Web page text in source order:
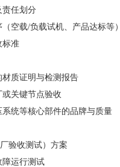
责任划分
空载/负载试机、产品达标等）
标准
质证明与检测报告
关键节点验收
统等核心部件的品牌与质量
验收测试）方案
障运行测试